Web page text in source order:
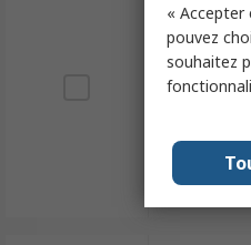
«
pouvez
souhaitez